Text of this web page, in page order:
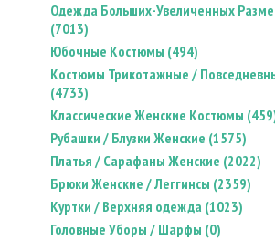
Одежда Больших-Увеличенных
(7013)
Юбочные Костюмы (494)
Костюмы Трикотажные /
(4733)
Классические Женские Костюмы
Рубашки / Блузки Женские (1575)
Платья / Сарафаны Женские (2022)
Брюки Женские / Леггинсы (2359)
Куртки / Верхняя одежда (1023)
Головные Уборы / Шарфы (0)